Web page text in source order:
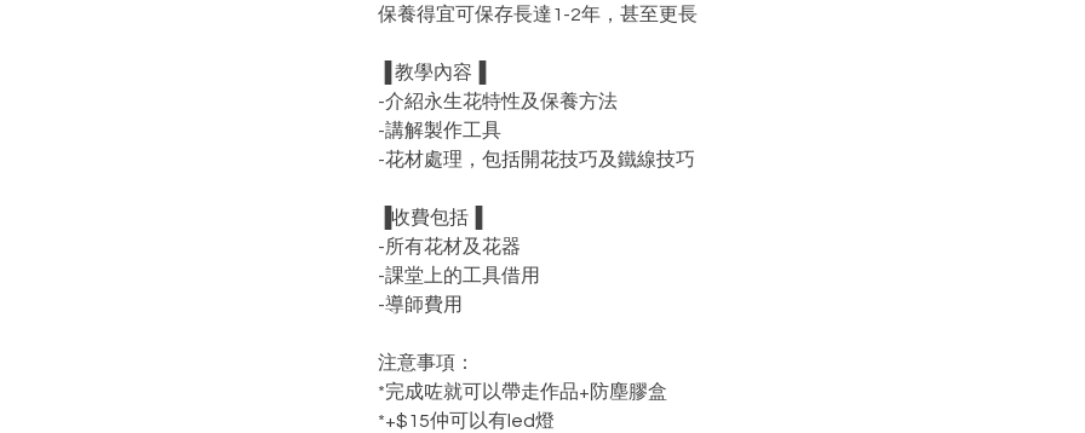
保養得宜可保存長達1-2年，甚至更長
▐ 教學內容▐
-介紹永生花特性及保養方法
-講解製作工具
-花材處理，包括開花技巧及鐵線技巧
▐收費包括▐
-所有花材及花器
-課堂上的工具借用
-導師費用
注意事項：
*完成咗就可以帶走作品+防塵膠盒
*+$15仲可以有led燈